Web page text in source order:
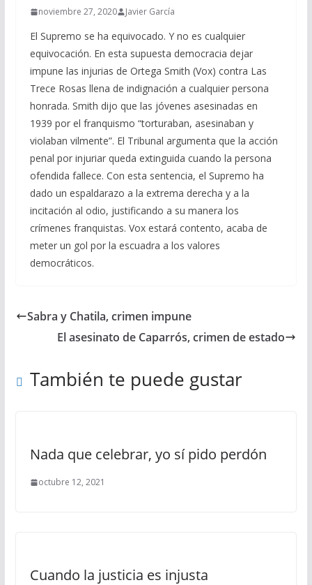
noviembre 27, 2020 Javier García
El Supremo se ha equivocado. Y no es cualquier
equivocación. En esta supuesta democracia dejar
impune las injurias de Ortega Smith (Vox) contra Las
Trece Rosas llena de indignación a cualquier persona
honrada. Smith dijo que las jóvenes asesinadas en
1939 por el franquismo “torturaban, asesinaban y
violaban vilmente”. El Tribunal argumenta que la acción
penal por injuriar queda extinguida cuando la persona
ofendida fallece. Con esta sentencia, el Supremo ha
dado un espaldarazo a la extrema derecha y a la
incitación al odio, justificando a su manera los
crímenes franquistas. Vox estará contento, acaba de
meter un gol por la escuadra a los valores
democráticos.
Sabra y Chatila, crimen impune
El asesinato de Caparrós, crimen de estado
También te puede gustar
Nada que celebrar, yo sí pido perdón
octubre 12, 2021
Cuando la justicia es injusta